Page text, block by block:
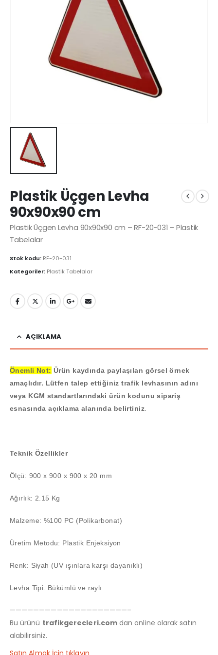
Plastik Üçgen Levha
90x90x90 cm
Plastik Üçgen Levha 90x90x90 cm – RF-20-031 – Plastik
Tabelalar
Stok kodu: RF-20-031
Kategoriler: Plastik Tabelalar
AÇIKLAMA
Önemli Not: Ürün kaydında paylaşılan görsel örnek
amaçlıdır. Lütfen talep ettiğiniz trafik levhasının adını
veya KGM standartlarındaki ürün kodunu sipariş
esnasında açıklama alanında belirtiniz.
Teknik Özellikler
Ölçü: 900 x 900 x 900 x 20 mm
Ağırlık: 2.15 Kg
Malzeme: %100 PC (Polikarbonat)
Üretim Metodu: Plastik Enjeksiyon
Renk: Siyah (UV ışınlara karşı dayanıklı)
Levha Tipi: Bükümlü ve raylı
————————————————————–
Bu ürünü trafikgerecleri.comdan online olarak satın
alabilirsiniz.